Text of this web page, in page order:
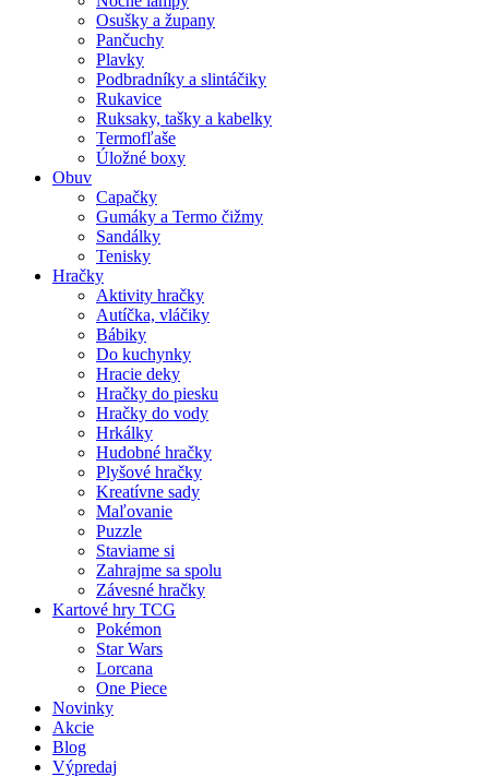
Osušky a župany
Pančuchy
Plavky
Podbradníky a slintáčiky
Rukavice
Ruksaky, tašky a kabelky
Termofľaše
Úložné boxy
Obuv
Capačky
Gumáky a Termo čižmy
Sandálky
Tenisky
Hračky
Aktivity hračky
Autíčka, vláčiky
Bábiky
Do kuchynky
Hracie deky
Hračky do piesku
Hračky do vody
Hrkálky
Hudobné hračky
Plyšové hračky
Kreatívne sady
Maľovanie
Puzzle
Staviame si
Zahrajme sa spolu
Závesné hračky
Kartové hry TCG
Pokémon
Star Wars
Lorcana
One Piece
Novinky
Akcie
Blog
Výpredaj